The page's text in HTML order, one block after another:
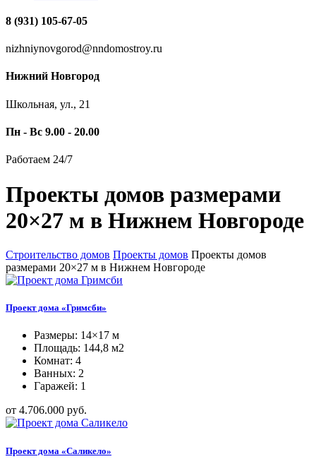
8 (931) 105-67-05
nizhniynovgorod@nndomostroy.ru
Нижний Новгород
Школьная, ул., 21
Пн - Вс 9.00 - 20.00
Работаем 24/7
Проекты домов размерами
20×27 м в Нижнем Новгороде
Строительство домов Проекты домов Проекты домов
размерами 20×27 м в Нижнем Новгороде
Проект дома «Гримсби»
Размеры: 14×17 м
Площадь: 144,8 м2
Комнат: 4
Ванных: 2
Гаражей: 1
от 4.706.000 руб.
Проект дома «Саликело»